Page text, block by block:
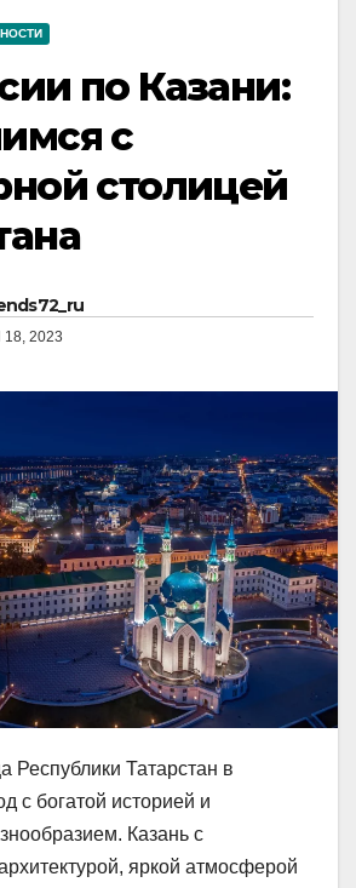
по Казани:
с
столицей
2023
Республики Татарстан в
с богатой историей и
Казань с
яркой атмосферой